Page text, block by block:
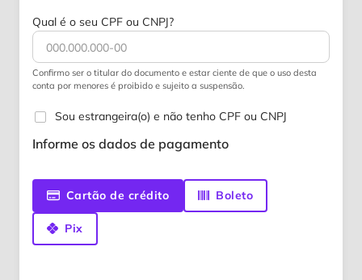
Qual é o seu CPF ou CNPJ?
Confirmo ser o titular do documento e estar ciente de que o uso desta
conta por menores é proibido e sujeito a suspensão.
Sou estrangeira(o) e não tenho CPF ou CNPJ
Informe os dados de pagamento
Cartão de crédito Boleto
Pix